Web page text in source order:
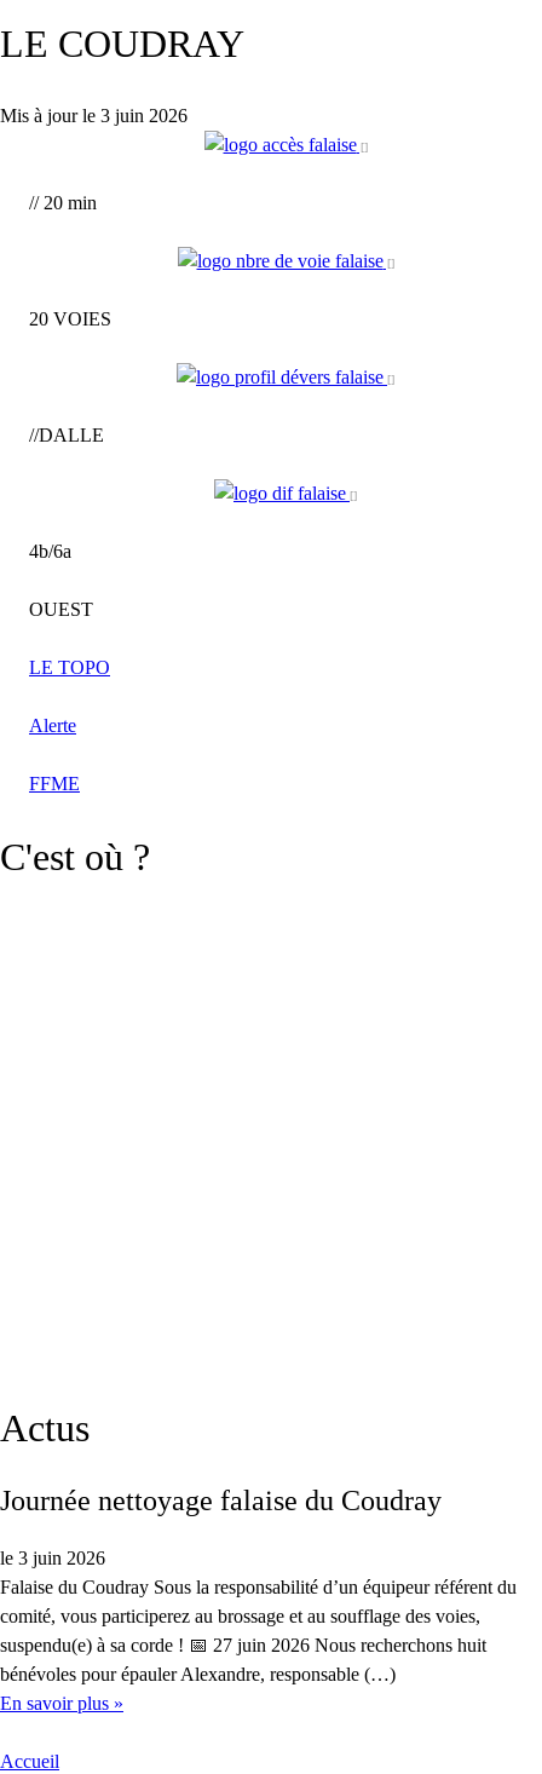
LE COUDRAY
Mis à jour le 3 juin 2026
// 20 min
20 VOIES
//DALLE
4b/6a
OUEST
LE TOPO
Alerte
FFME
C'est où ?
Actus
Journée nettoyage falaise du Coudray
le 3 juin 2026
Falaise du Coudray Sous la responsabilité d’un équipeur référent du
comité, vous participerez au brossage et au soufflage des voies,
suspendu(e) à sa corde ! 📅 27 juin 2026 Nous recherchons huit
bénévoles pour épauler Alexandre, responsable (…)
En savoir plus »
Accueil